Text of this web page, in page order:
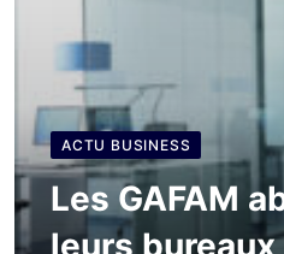
ACTU BUSINESS
Les GAFAM
leurs bureaux